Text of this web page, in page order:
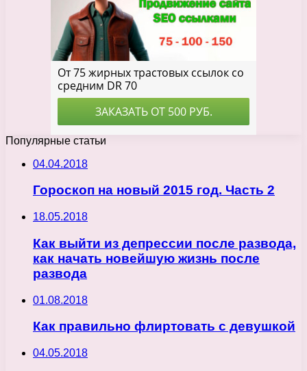
Популярные статьи
04.04.2018
Гороскоп на новый 2015 год. Часть 2
18.05.2018
Как выйти из депрессии после развода,
как начать новейшую жизнь после
развода
01.08.2018
Как правильно флиртовать с девушкой
04.05.2018